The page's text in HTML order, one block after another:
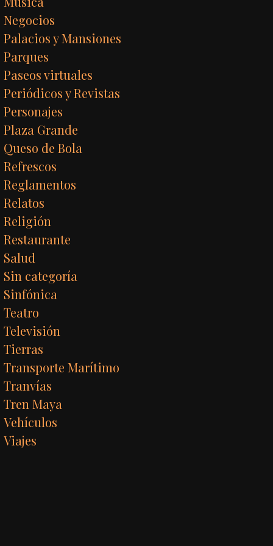
Negocios
Palacios y Mansiones
Parques
Paseos virtuales
Periódicos y Revistas
Personajes
Plaza Grande
Queso de Bola
Refrescos
Reglamentos
Relatos
Religión
Restaurante
Salud
Sin categoría
Sinfónica
Teatro
Televisión
Tierras
Transporte Marítimo
Tranvías
Tren Maya
Vehículos
Viajes